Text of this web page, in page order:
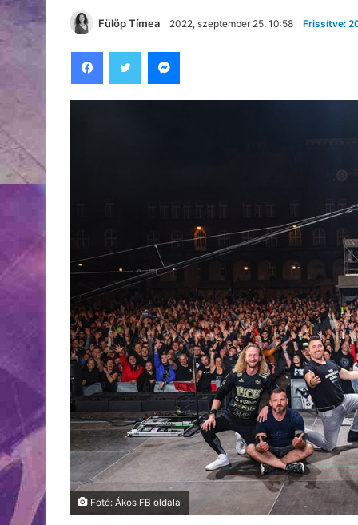
Fülöp Tímea 2022, szeptember 25. 10:58 Frissítve:
Fotó: Ákos FB oldala